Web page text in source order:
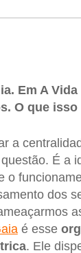
Em A
O que
a
É a
o
dos
é esse
. Ele